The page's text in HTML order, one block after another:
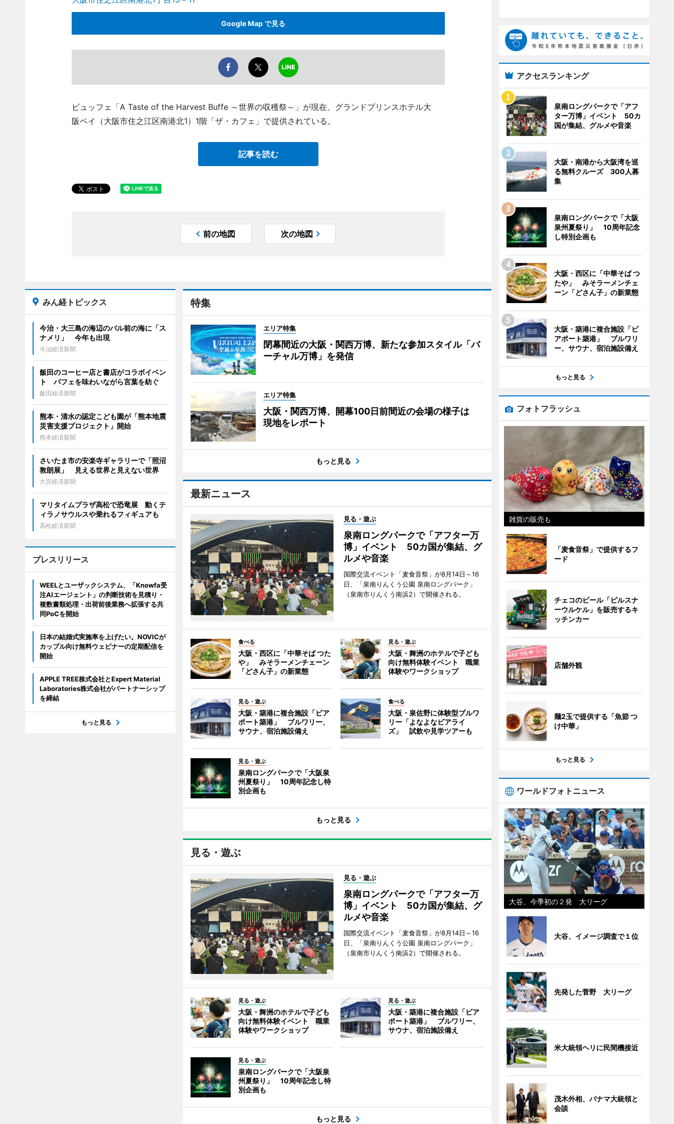
Google Map で見る
ビュッフェ「A Taste of the Harvest Buffe ～世界の収穫祭～」が現在、グランドプリンスホテル大
阪ベイ（大阪市住之江区南港北1）1階「ザ・カフェ」で提供されている。
記事を読む
前の地図 次の地図
特集
エリア特集
閉幕間近の大阪・関西万博、新たな参加スタイル「バ
ーチャル万博」を発信
エリア特集
大阪・関西万博、開幕100日前間近の会場の様子は
現地をレポート
もっと見る
最新ニュース
見る・遊ぶ
泉南ロングパークで「アフター万
博」イベント 50カ国が集結、グ
ルメや音楽
国際交流イベント「麦食音祭」が8月14日～16
日、「泉南りんくう公園 泉南ロングパーク」
（泉南市りんくう南浜2）で開催される。
食べる
大阪・西区に「中華そば つた
や」 みそラーメンチェーン
「どさん子」の新業態
見る・遊ぶ
大阪・舞洲のホテルで子ども
向け無料体験イベント 職業
体験やワークショップ
見る・遊ぶ
大阪・築港に複合施設「ビア
ポート築港」 ブルワリー、
サウナ、宿泊施設備え
食べる
大阪・泉佐野に体験型ブルワ
リー「よなよなビアライ
ズ」 試飲や見学ツアーも
見る・遊ぶ
泉南ロングパークで「大阪泉
州夏祭り」 10周年記念し特
別企画も
もっと見る
見る・遊ぶ
見る・遊ぶ
泉南ロングパークで「アフター万
博」イベント 50カ国が集結、グ
ルメや音楽
国際交流イベント「麦食音祭」が8月14日～16
日、「泉南りんくう公園 泉南ロングパーク」
（泉南市りんくう南浜2）で開催される。
見る・遊ぶ
大阪・舞洲のホテルで子ども
向け無料体験イベント 職業
体験やワークショップ
見る・遊ぶ
大阪・築港に複合施設「ビア
ポート築港」 ブルワリー、
サウナ、宿泊施設備え
見る・遊ぶ
泉南ロングパークで「大阪泉
州夏祭り」 10周年記念し特
別企画も
もっと見る
みん経トピックス
今治・大三島の海辺のバル前の海に「ス
ナメリ」 今年も出現
今治経済新聞
飯田のコーヒー店と書店がコラボイベン
ト パフェを味わいながら言葉を紡ぐ
飯田経済新聞
熊本・清水の認定こども園が「熊本地震
災害支援プロジェクト」開始
熊本経済新聞
さいたま市の安楽寺ギャラリーで「照沼
敦朗展」 見える世界と見えない世界
大宮経済新聞
マリタイムプラザ高松で恐竜展 動くテ
ィラノサウルスや乗れるフィギュアも
高松経済新聞
プレスリリース
WEELとユーザックシステム、「Knowfa受
注AIエージェント」の判断技術を見積り・
複数書類処理・出荷前後業務へ拡張する共
同PoCを開始
日本の結婚式実施率を上げたい。NOVICが
カップル向け無料ウェビナーの定期配信を
開始
APPLE TREE株式会社とExpert Material
Laboratories株式会社がパートナーシップ
を締結
もっと見る
アクセスランキング
泉南ロングパークで「アフ
ター万博」イベント 50カ
国が集結、グルメや音楽
大阪・南港から大阪湾を巡
る無料クルーズ 300人募
集
泉南ロングパークで「大阪
泉州夏祭り」 10周年記念
し特別企画も
大阪・西区に「中華そば つ
たや」 みそラーメンチェ
ーン「どさん子」の新業態
大阪・築港に複合施設「ビ
アポート築港」 ブルワリ
ー、サウナ、宿泊施設備え
もっと見る
フォトフラッシュ
雑貨の販売も
「麦食音祭」で提供するフ
ード
チェコのビール「ピルスナ
ーウルケル」を販売するキ
ッチンカー
店舗外観
麺2玉で提供する「魚節 つ
け中華」
もっと見る
ワールドフォトニュース
大谷、今季初の２発 大リーグ
大谷、イメージ調査で１位
先発した菅野 大リーグ
米大統領ヘリに民間機接近
茂木外相、パナマ大統領と
会談